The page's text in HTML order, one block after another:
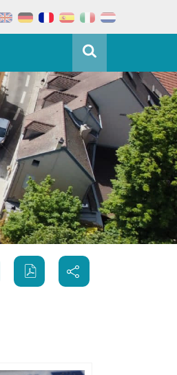
Partager
sur les
réseaux
sociaux